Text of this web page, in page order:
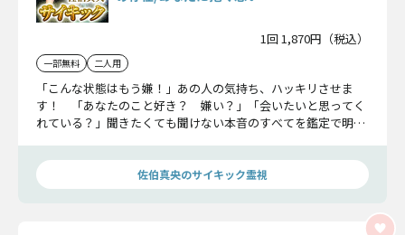
1回 1,870円（税込）
一部無料 二人用
「こんな状態はもう嫌！」あの人の気持ち、ハッキリさせま
す！ 「あなたのこと好き？ 嫌い？」「会いたいと思ってく
れている？」聞きたくても聞けない本音のすべてを鑑定で明ら
佐伯真央のサイキック霊視